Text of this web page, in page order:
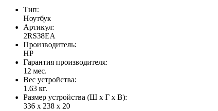
Тип:
Ноутбук
Артикул:
2RS38EA
Производитель:
HP
Гарантия производителя:
12 мес.
Вес устройства:
1.63 кг.
Размер устройства (Ш x Г x В):
336 х 238 х 20